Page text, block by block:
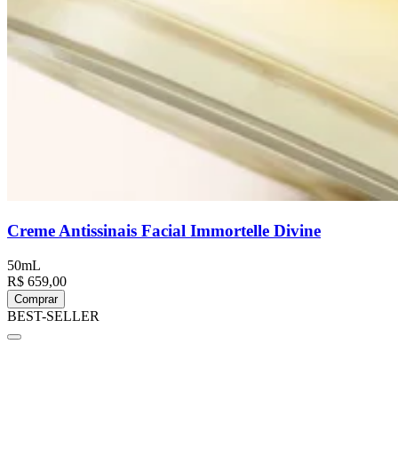
Creme Antissinais Facial Immortelle Divine
50mL
R$ 659,00
Comprar
BEST-SELLER